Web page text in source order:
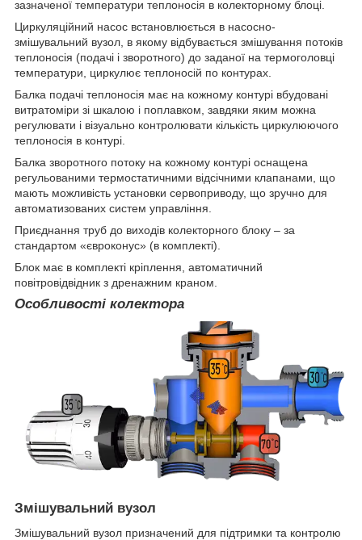
зазначеної температури теплоносія в колекторному блоці.
Циркуляційний насос встановлюється в насосно-
змішувальний вузол, в якому відбувається змішування потоків
теплоносія (подачі і зворотного) до заданої на термоголовці
температури, циркулює теплоносій по контурах.
Балка подачі теплоносія має на кожному контурі вбудовані
витратоміри зі шкалою і поплавком, завдяки яким можна
регулювати і візуально контролювати кількість циркулюючого
теплоносія в контурі.
Балка зворотного потоку на кожному контурі оснащена
регульованими термостатичними відсічними клапанами, що
мають можливість установки сервоприводу, що зручно для
автоматизованих систем управління.
Приєднання труб до виходів колекторного блоку – за
стандартом «євроконус» (в комплекті).
Блок має в комплекті кріплення, автоматичний
повітровідвідник з дренажним краном.
Особливості колектора
Змішувальний вузол
Змішувальний вузол призначений для підтримки та контролю